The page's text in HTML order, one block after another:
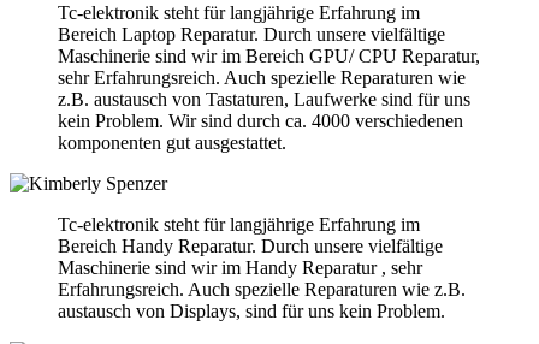
Tc-elektronik steht für langjährige Erfahrung im
Bereich Laptop Reparatur. Durch unsere vielfältige
Maschinerie sind wir im Bereich GPU/ CPU Reparatur,
sehr Erfahrungsreich. Auch spezielle Reparaturen wie
z.B. austausch von Tastaturen, Laufwerke sind für uns
kein Problem. Wir sind durch ca. 4000 verschiedenen
komponenten gut ausgestattet.
Tc-elektronik steht für langjährige Erfahrung im
Bereich Handy Reparatur. Durch unsere vielfältige
Maschinerie sind wir im Handy Reparatur , sehr
Erfahrungsreich. Auch spezielle Reparaturen wie z.B.
austausch von Displays, sind für uns kein Problem.